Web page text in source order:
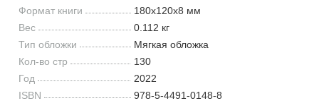
Формат книги
180x120x8 мм
Вес
0.112 кг
Тип обложки
Мягкая обложка
Кол-во стр
130
Год
2022
ISBN
978-5-4491-0148-8